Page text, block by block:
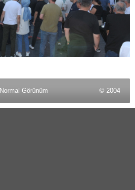
Normal Görünüm © 2004